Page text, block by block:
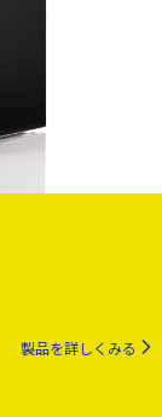
製品を詳しくみる